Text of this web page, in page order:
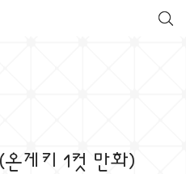
게키 1컷 만화)